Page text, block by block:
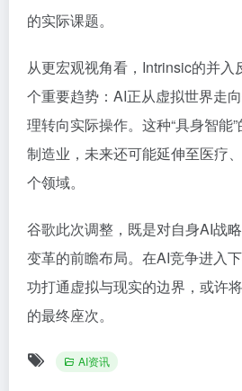
的实际课题。
从更宏观视角看，Intrinsic的并入
个重要趋势：AI正从虚拟世界走
理转向实际操作。这种“具身智能
制造业，未来还可能延伸至医疗
个领域。
谷歌此次调整，既是对自身AI战
变革的前瞻布局。在AI竞争进入
功打通虚拟与现实的边界，或许
的最终座次。
AI资讯